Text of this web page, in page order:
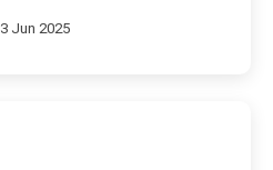
Jun 2025